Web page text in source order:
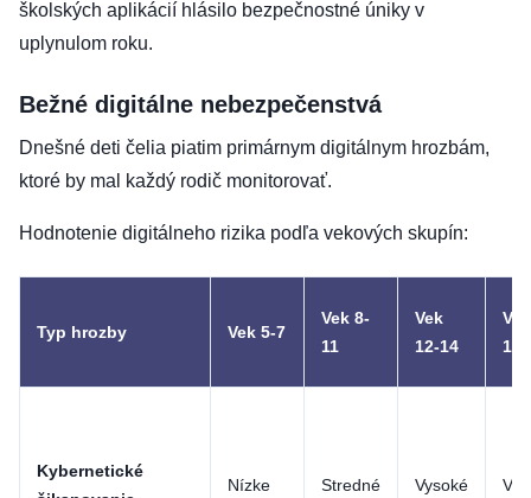
školských aplikácií hlásilo bezpečnostné úniky v
uplynulom roku.
Bežné digitálne nebezpečenstvá
Dnešné deti čelia piatim primárnym digitálnym hrozbám,
ktoré by mal každý rodič monitorovať.
Hodnotenie digitálneho rizika podľa vekových skupín:
Typ hrozby Vek 5-7
Vek 8-
11
Vek
12-14
Vek
15-
Kybernetické
Nízke Stredné Vysoké